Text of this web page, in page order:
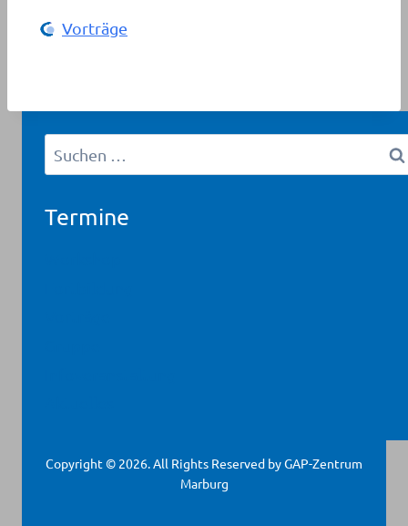
Vorträge
Suchen
nach:
Termine
Copyright © 2026. All Rights Reserved by GAP-Zentrum
Marburg